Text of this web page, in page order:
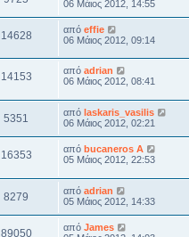
06 Μάιος 2012, 14:55
14628 από effie
06 Μάιος 2012, 09:14
14153 από adrian
06 Μάιος 2012, 08:41
5351 από laskaris_vasilis
06 Μάιος 2012, 02:21
16353 από bucaneros A
05 Μάιος 2012, 22:53
8279 από adrian
05 Μάιος 2012, 14:33
89050 από James